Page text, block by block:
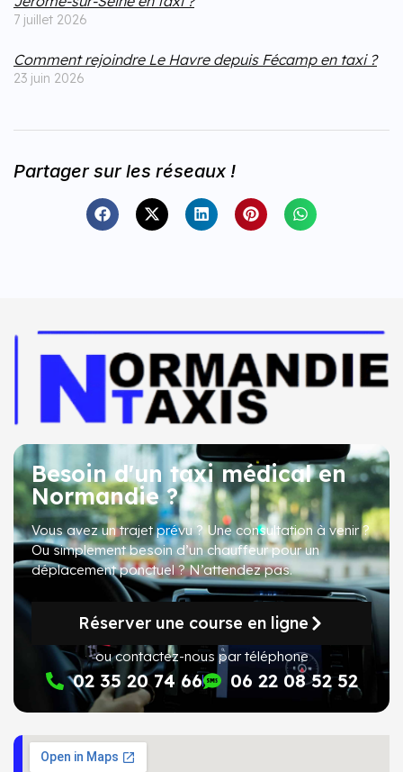
7 juillet 2026
Comment rejoindre Le Havre depuis Fécamp en taxi ?
23 juin 2026
Partager sur les réseaux !
Besoin d'un taxi médical en
Normandie ?
Vous avez un trajet prévu ? Une consultation à venir ?
Ou simplement besoin d’un chauffeur pour un
déplacement ponctuel ?N’attendez pas.
Réserver une course en ligne
ou contactez-nous par téléphone
02 35 20 74 66 06 22 08 52 52